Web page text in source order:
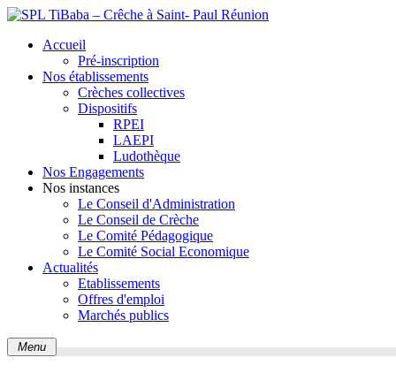
Accueil
Pré-inscription
Nos établissements
Crèches collectives
Dispositifs
RPEI
LAEPI
Ludothèque
Nos Engagements
Nos instances
Le Conseil d'Administration
Le Conseil de Crèche
Le Comité Pédagogique
Le Comité Social Economique
Actualités
Etablissements
Offres d'emploi
Marchés publics
Menu